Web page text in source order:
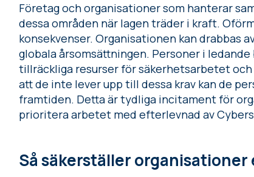
Företag och organisationer som hanterar
dessa områden när lagen träder i kraft.
konsekvenser. Organisationen kan drabbas
globala årsomsättningen. Personer i
tillräckliga resurser för säkerhetsarbetet
att de inte lever upp till dessa krav kan de
framtiden. Detta är tydliga incitament för
prioritera arbetet med efterlevnad av
Så säkerställer